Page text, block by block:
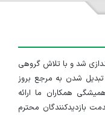
استخدام در تاریخ ۱۳۹۱/۱/۱۰ راه اندازی شد و با تلاش گروهی
شدن به مرجع بروز
همکاران ما ارائه
بازدیدکنندگان محترم